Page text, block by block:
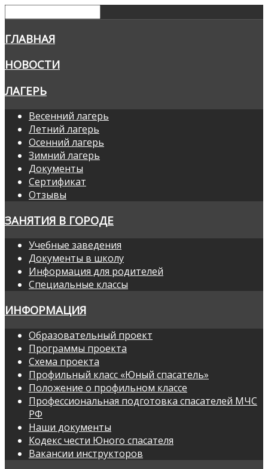
ГЛАВНАЯ
НОВОСТИ
ЛАГЕРЬ
Весенний лагерь
Летний лагерь
Осенний лагерь
Зимний лагерь
Документы
Сертификат
Отзывы
ЗАНЯТИЯ В ГОРОДЕ
Учебные заведения
Документы в школу
Информация для родителей
Специальные классы
ИНФОРМАЦИЯ
Образовательный проект
Программы проекта
Схема проекта
Профильный класс «Юный спасатель»
Положение о профильном классе
Профессиональная подготовка спасателей МЧС
РФ
Наши документы
Кодекс чести Юного спасателя
Вакансии инструкторов